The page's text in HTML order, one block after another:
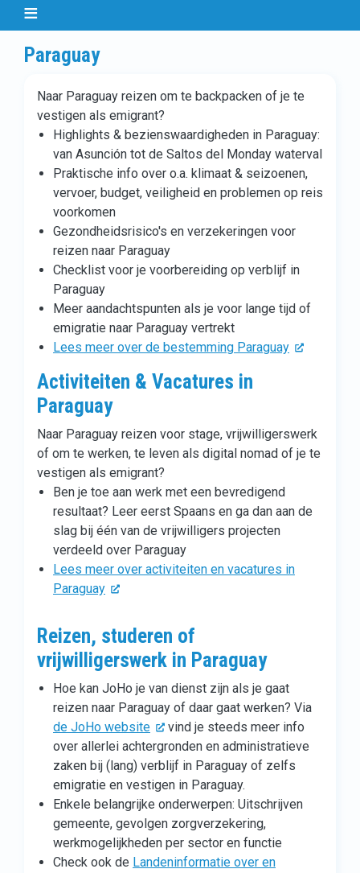
Paraguay
Naar Paraguay reizen om te backpacken of je te
vestigen als emigrant?
Highlights & bezienswaardigheden in Paraguay:
van Asunción tot de Saltos del Monday waterval
Praktische info over o.a. klimaat & seizoenen,
vervoer, budget, veiligheid en problemen op reis
voorkomen
Gezondheidsrisico's en verzekeringen voor
reizen naar Paraguay
Checklist voor je voorbereiding op verblijf in
Paraguay
Meer aandachtspunten als je voor lange tijd of
emigratie naar Paraguay vertrekt
Lees meer over de bestemming Paraguay
Activiteiten & Vacatures in
Paraguay
Naar Paraguay reizen voor stage, vrijwilligerswerk
of om te werken, te leven als digital nomad of je te
vestigen als emigrant?
Ben je toe aan werk met een bevredigend
resultaat? Leer eerst Spaans en ga dan aan de
slag bij één van de vrijwilligers projecten
verdeeld over Paraguay
Lees meer over activiteiten en vacatures in
Paraguay
Reizen, studeren of
vrijwilligerswerk in Paraguay
Hoe kan JoHo je van dienst zijn als je gaat
reizen naar Paraguay of daar gaat werken? Via
de JoHo website
vind je steeds meer info
over allerlei achtergronden en administratieve
zaken bij (lang) verblijf in Paraguay of zelfs
emigratie en vestigen in Paraguay.
Enkele belangrijke onderwerpen: Uitschrijven
gemeente, gevolgen zorgverzekering,
werkmogelijkheden per sector en functie
Check ook de Landeninformatie over en